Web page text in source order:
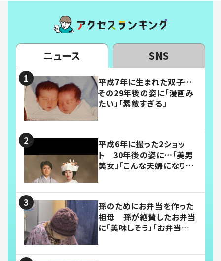
ニュース SNS
平成7年に生まれた双子…
その29年後の姿に「漫画み
たい」「素敵すぎる」
平成6年に撮った2ショッ
ト 30年後の姿に…「美男
美女」「こんな夫婦になりた
孫のためにお弁当を作った
祖母 孫が絶賛したお弁当
に「美味しそう」「お弁当すご